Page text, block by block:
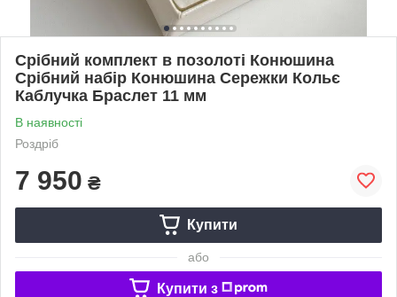
Срібний комплект в позолоті Конюшина
Срібний набір Конюшина Сережки Кольє
Каблучка Браслет 11 мм
В наявності
Роздріб
7 950 ₴
Купити
або
Купити з